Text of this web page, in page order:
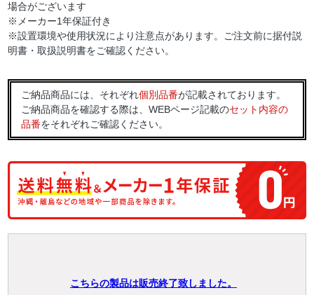
場合がございます
※メーカー1年保証付き
※設置環境や使用状況により注意点があります。ご注文前に据付説
明書・取扱説明書をご確認ください。
ご納品商品には、それぞれ個別品番が記載されております。
ご納品商品を確認する際は、WEBページ記載のセット内容の
品番をそれぞれご確認ください。
こちらの製品は販売終了致しました。